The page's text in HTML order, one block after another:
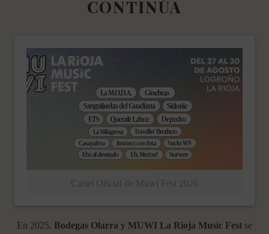
CONTINÚA
Cartel Oficial de Muwi Fest 2026
En 2025, Bodegas Olarra y MUWI La Rioja Music Fest se